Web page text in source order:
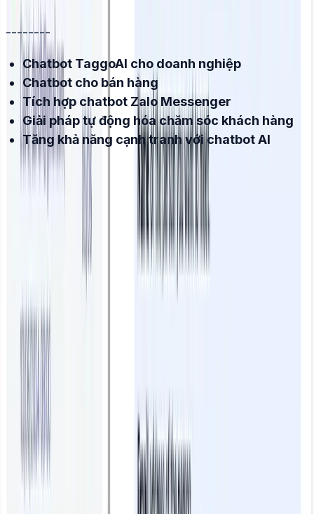
--------
Chatbot TaggoAI cho doanh nghiệp
Chatbot cho bán hàng
Tích hợp chatbot Zalo Messenger
Giải pháp tự động hóa chăm sóc khách hàng
Tăng khả năng cạnh tranh với chatbot AI
Dùng thử miễn phí